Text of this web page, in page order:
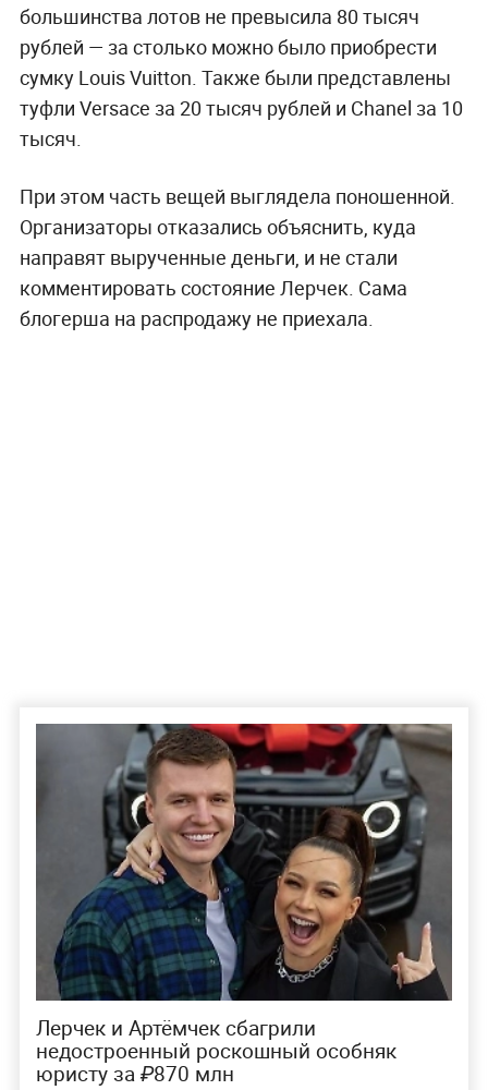
большинства лотов не превысила 80 тысяч
рублей — за столько можно было приобрести
сумку Louis Vuitton. Также были представлены
туфли Versace за 20 тысяч рублей и Chanel за 10
тысяч.
При этом часть вещей выглядела поношенной.
Организаторы отказались объяснить, куда
направят вырученные деньги, и не стали
комментировать состояние Лерчек. Сама
блогерша на распродажу не приехала.
Лерчек и Артёмчек сбагрили
недостроенный роскошный особняк
юристу за ₽870 млн